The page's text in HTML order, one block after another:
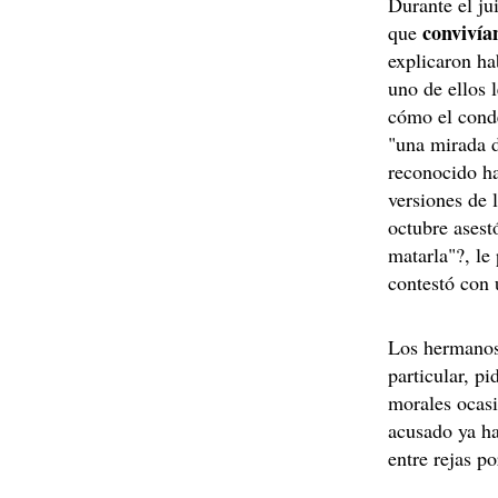
que
explicaron
uno de ellos
cómo el
"una mirada
reconocido
versiones de
octubre
matarla"?, le
contestó con
Los
particular,
morales
acusado ya
entre rejas